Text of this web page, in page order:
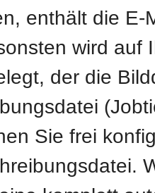
enthält die
wird auf
der die
Sie frei